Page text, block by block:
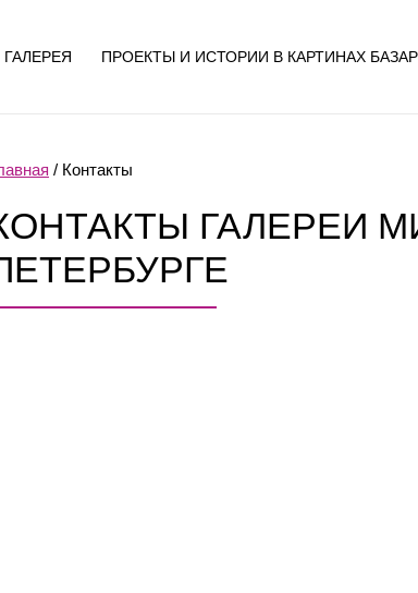
ГАЛЕРЕЯ ПРОЕКТЫ И ИСТОРИИ В КАРТИНАХ
/ Контакты
ГАЛЕРЕИ